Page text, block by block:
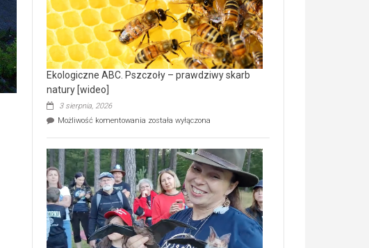
15,6
mln
na
modernizację
oczyszczalni
ścieków
[wideo]
Ekologiczne ABC. Pszczoły – prawdziwy skarb
natury [wideo]
3 sierpnia, 2026
Możliwość komentowania Ekologiczne
–
prawdziwy
skarb
natury
[wideo]
została wyłączona